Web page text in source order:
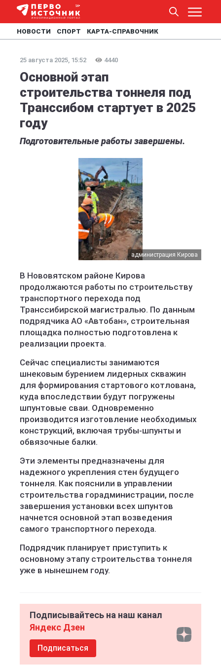
НОВОСТИ СПОРТ КАРТА-СПРАВОЧНИК
25 августа 2025, 15:52 4440
Основной этап
строительства тоннеля под
Транссибом стартует в 2025
году
Подготовительные работы завершены.
администрация Кирова
В Нововятском районе Кирова
продолжаются работы по строительству
транспортного перехода под
Транссибирской магистралью. По данным
подрядчика АО «Автобан», строительная
площадка полностью подготовлена к
реализации проекта.
Сейчас специалисты занимаются
шнековым бурением лидерных скважин
для формирования стартового котлована,
куда впоследствии будут погружены
шпунтовые сваи. Одновременно
производится изготовление необходимых
конструкций, включая трубы-шпунты и
обвязочные балки.
Эти элементы предназначены для
надежного укрепления стен будущего
тоннеля. Как пояснили в управлении
строительства горадминистрации, после
завершения установки всех шпунтов
начнется основной этап возведения
самого транспортного перехода.
Подрядчик планирует приступить к
основному этапу строительства тоннеля
уже в нынешнем году.
Подписывайтесь на наш канал
Яндекс Дзен
Подписаться